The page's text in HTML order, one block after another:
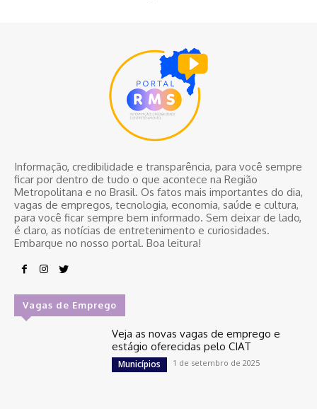
Informação, credibilidade e transparência, para você sempre
ficar por dentro de tudo o que acontece na Região
Metropolitana e no Brasil. Os fatos mais importantes do dia,
vagas de empregos, tecnologia, economia, saúde e cultura,
para você ficar sempre bem informado. Sem deixar de lado,
é claro, as notícias de entretenimento e curiosidades.
Embarque no nosso portal. Boa leitura!
Vagas de Emprego
Veja as novas vagas de emprego e
estágio oferecidas pelo CIAT
Municípios 1 de setembro de 2025